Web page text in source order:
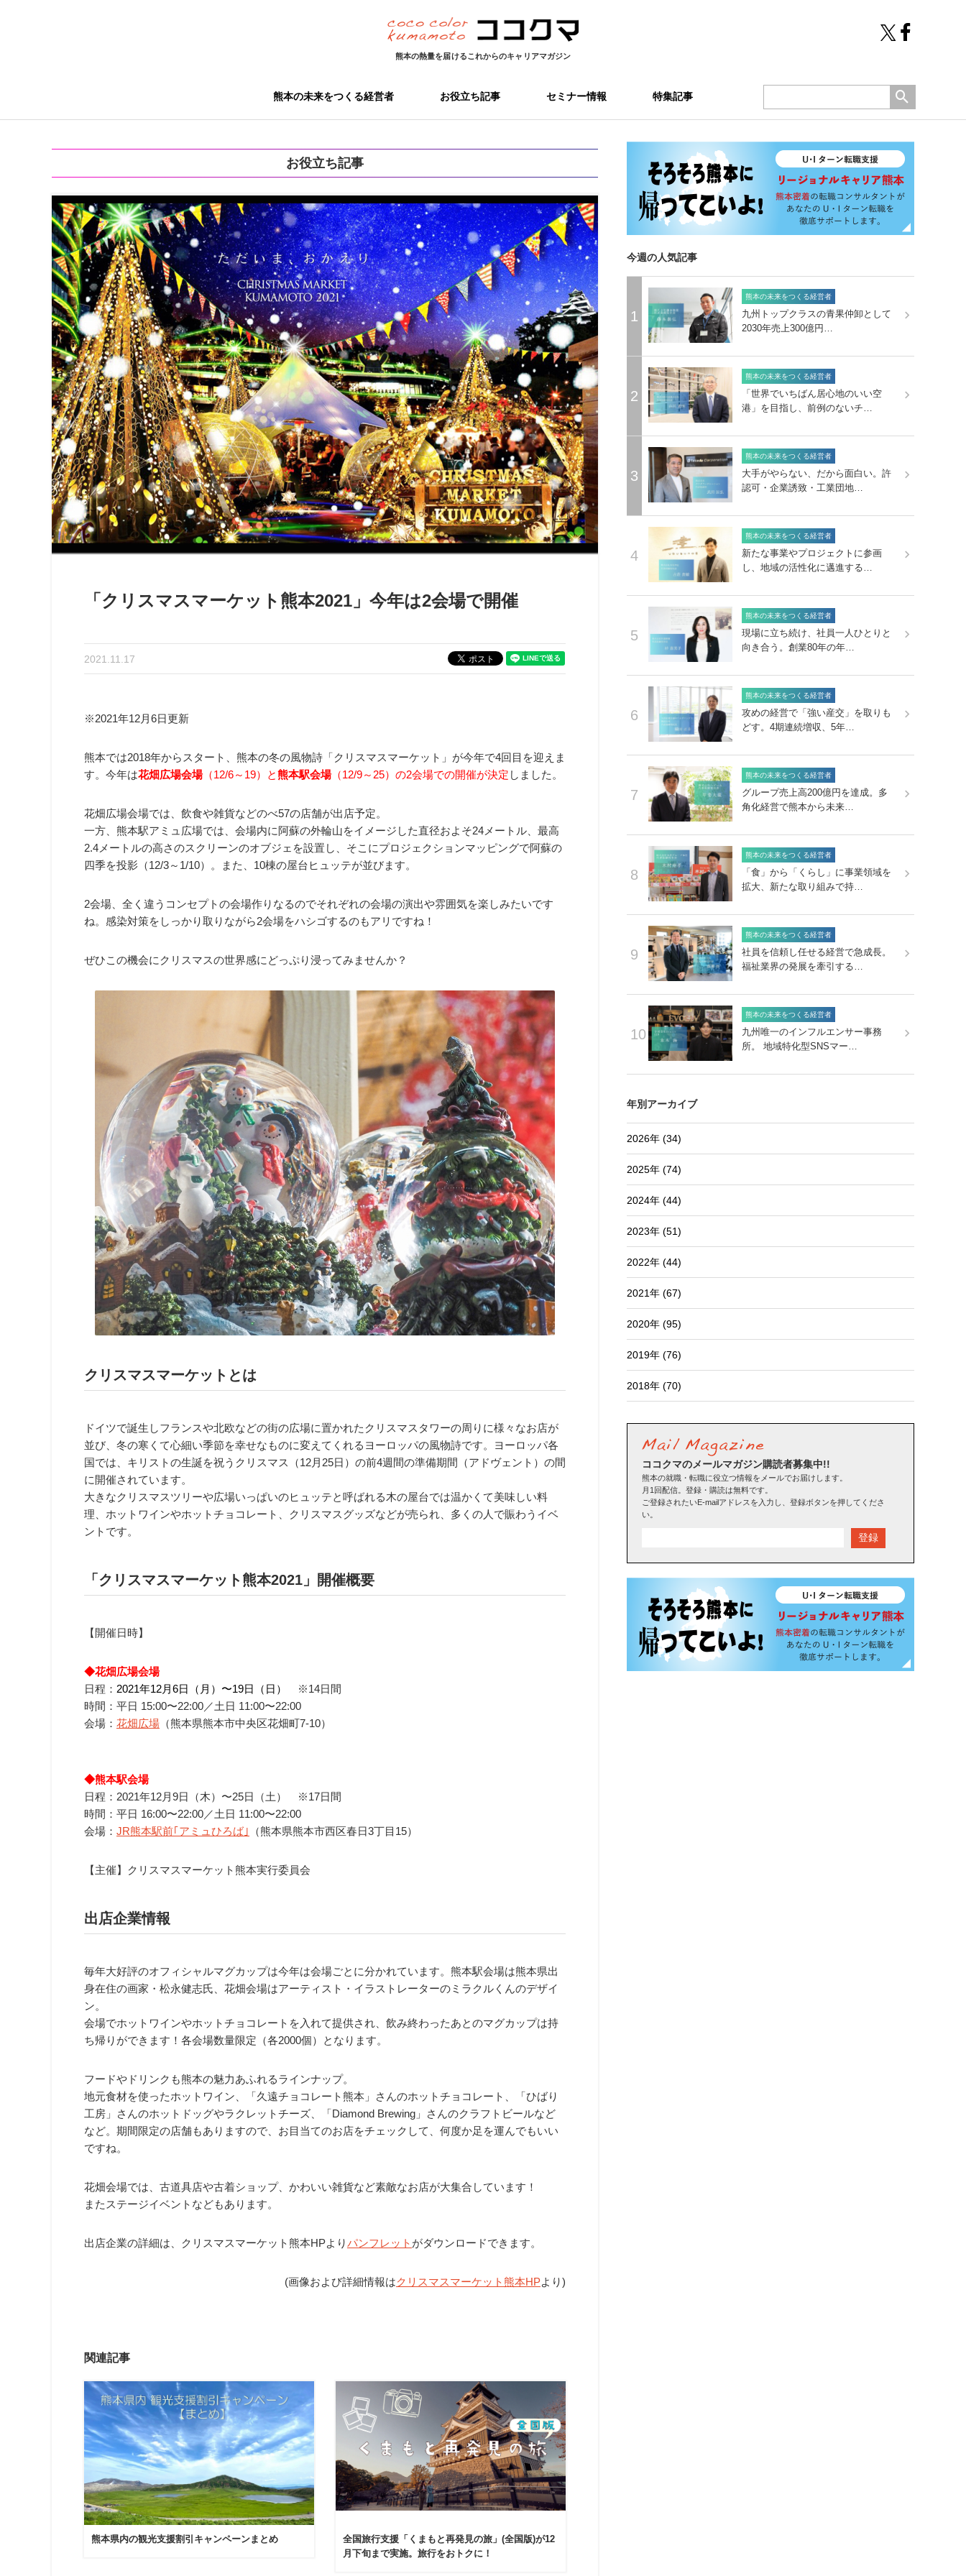
熊本の熱量を届けるこれからのキャリアマガジン
熊本の未来をつくる経営者 お役立ち記事 セミナー情報 特集記事
お役立ち記事
「クリスマスマーケット熊本2021」今年は2会場で開催
2021.11.17
※2021年12月6日更新
熊本では2018年からスタート、熊本の冬の風物詩「クリスマスマーケット」が今年で4回目を迎えま
す。今年は花畑広場会場（12/6～19）と熊本駅会場（12/9～25）の2会場での開催が決定 しました。
花畑広場会場では、飲食や雑貨などのべ57の店舗が出店予定。
一方、熊本駅アミュ広場では、会場内に阿蘇の外輪山をイメージした直径およそ24メートル、最高
2.4メートルの高さのスクリーンのオブジェを設置し、そこにプロジェクションマッピングで阿蘇の
四季を投影（12/3～1/10）。また、10棟の屋台ヒュッテが並びます。
2会場、全く違うコンセプトの会場作りなるのでそれぞれの会場の演出や雰囲気を楽しみたいです
ね。感染対策をしっかり取りながら2会場をハシゴするのもアリですね！
ぜひこの機会にクリスマスの世界感にどっぷり浸ってみませんか？
クリスマスマーケットとは
ドイツで誕生しフランスや北欧などの街の広場に置かれたクリスマスタワーの周りに様々なお店が
並び、冬の寒くて心細い季節を幸せなものに変えてくれるヨーロッパの風物詩です。ヨーロッパ各
国では、キリストの生誕を祝うクリスマス（12月25日）の前4週間の準備期間（アドヴェント）の間
に開催されています。
大きなクリスマスツリーや広場いっぱいのヒュッテと呼ばれる木の屋台では温かくて美味しい料
理、ホットワインやホットチョコレート、クリスマスグッズなどが売られ、多くの人で賑わうイベ
ントです。
「クリスマスマーケット熊本2021」開催概要
【開催日時】
◆花畑広場会場
日程： 2021年12月6日 （月 ） 〜19日 （日）
※14日間
時間：平日 15:00〜22:00／土日 11:00〜22:00
会場： 花畑広場 （熊本県熊本市中央区花畑町7-10）
◆熊本駅会場
日程：2021年12月9日 （木） 〜25日
（土） ※17日間
時間：平日 16:00〜22:00／土日 11:00〜22:00
会場： JR熊本駅前｢アミュひろば｣ （熊本県熊本市西区春日3丁目 15）
【主催】クリスマスマーケット熊本実行委員会
出店企業情報
毎年大好評のオフィシャルマグカップは今年は会場ごとに分かれています。熊本駅会場は熊本県出
身在住の画家・松永健志氏、花畑会場はアーティスト・イラストレーターのミラクルくんのデザイ
ン。
会場でホットワインやホットチョコレートを入れて提供され、飲み終わったあとのマグカップは持
ち帰りができます！各会場数量限定（各2000個）となります。
フードやドリンクも熊本の魅力あふれるラインナップ。
地元食材を使ったホットワイン、「久遠チョコレート熊本」さんのホットチョコレート、「ひばり
工房」さんのホットドッグやラクレットチーズ、「Diamond Brewing」さんのクラフトビールなど
など。期間限定の店舗もありますので、お目当てのお店をチェックして、何度か足を運んでもいい
ですね。
花畑会場では、古道具店や古着ショップ、かわいい雑貨など素敵なお店が大集合しています！
またステージイベントなどもあります。
出店企業の詳細は、クリスマスマーケット熊本HPよりパンフレット がダウンロードできます。
(画像および詳細情報はクリスマスマーケット熊本HPより)
関連記事
熊本県内の観光支援割引キャンペーンまとめ
全国旅行支援「くまもと再発見の旅」(全国版)が12
月下旬まで実施。旅行をおトクに！
今週の人気記事
1
熊本の未来をつくる経営者
九州トップクラスの青果仲卸として
2030年売上300億円…
2
熊本の未来をつくる経営者
「世界でいちばん居心地のいい空
港」を目指し、前例のないチ…
3
熊本の未来をつくる経営者
大手がやらない、だから面白い。許
認可・企業誘致・工業団地…
4
熊本の未来をつくる経営者
新たな事業やプロジェクトに参画
し、地域の活性化に邁進する…
5
熊本の未来をつくる経営者
現場に立ち続け、社員一人ひとりと
向き合う。創業80年の年…
6
熊本の未来をつくる経営者
攻めの経営で「強い産交」を取りも
どす。4期連続増収、5年…
7
熊本の未来をつくる経営者
グループ売上高200億円を達成。多
角化経営で熊本から未来…
8
熊本の未来をつくる経営者
「食」から「くらし」に事業領域を
拡大、新たな取り組みで持…
9
熊本の未来をつくる経営者
社員を信頼し任せる経営で急成長。
福祉業界の発展を牽引する…
10
熊本の未来をつくる経営者
九州唯一のインフルエンサー事務
所。 地域特化型SNSマー…
年別アーカイブ
2026年 (34)
2025年 (74)
2024年 (44)
2023年 (51)
2022年 (44)
2021年 (67)
2020年 (95)
2019年 (76)
2018年 (70)
ココクマのメールマガジン購読者募集中!!
熊本の就職・転職に役立つ情報をメールでお届けします。
月1回配信。登録・購読は無料です。
ご登録されたいE-mailアドレスを入力し、登録ボタンを押してくださ
い。
登録